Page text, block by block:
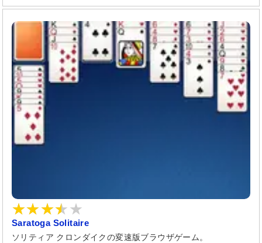
Saratoga Solitaire
ソリティア クロンダイクの変速版ブラウザゲーム。